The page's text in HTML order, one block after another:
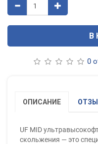
В
0
ОПИСАНИЕ
UF MID
скольжения — это